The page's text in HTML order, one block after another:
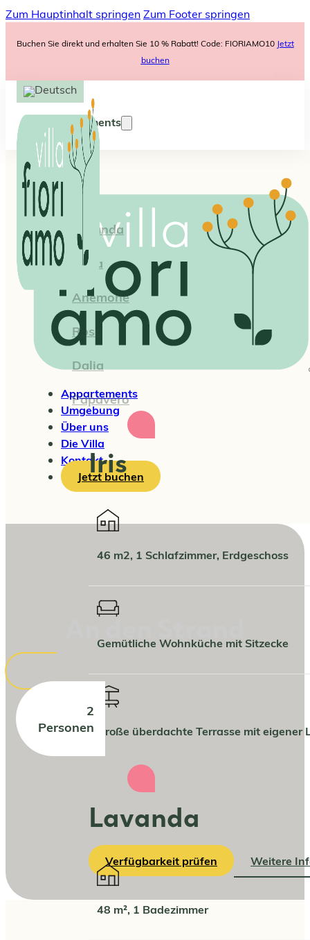
Zum Hauptinhalt springenZum Footer springen
Buchen Sie direkt und erhalten Sie 10 % Rabatt! Code: FIORIAMO10 Jetzt
buchen
Appartements
Iris
Lavanda
Viola
Anemone
Rosa
Dalia
Papavero
2
Personen
Iris
46 m2, 1 Schlafzimmer, Erdgeschoss
Gemütliche Wohnküche mit Sitzecke
Große überdachte Terrasse mit
Verfügbarkeit prüfen Weitere
Lavanda
48 m², 1 Badezimmer
Appartements
Umgebung
Über uns
Die Villa
Kontakt
Jetzt buchen
An den Strand